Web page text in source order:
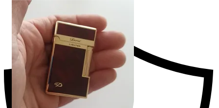
Ersättning om du inte får din vara